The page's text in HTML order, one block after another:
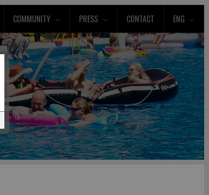
COMMUNITY PRESS CONTACT ENG